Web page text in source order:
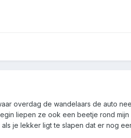
overdag de wandelaars de auto
liepen ze ook een beetje rond mijn
je lekker ligt te slapen dat er nog